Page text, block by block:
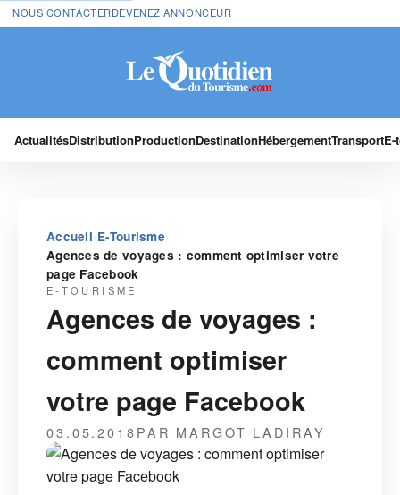
NOUS CONTACTERDEVENEZ ANNONCEUR
ActualitésDistributionProductionDestinationHébergementTransport
Accueil›E-Tourisme›
Agences de voyages : comment optimiser votre
page Facebook
E-TOURISME
Agences de voyages :
comment optimiser
votre page Facebook
03.05.2018PAR MARGOT LADIRAY